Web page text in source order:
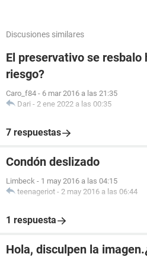
Discusiones similares
El preservativo se
riesgo?
Caro_f84 - 6 mar 2016 a las 21:35
Dari - 2 ene 2022 a las 00:35
7 respuestas
Condón deslizado
Limbeck - 1 may 2016 a las 04:15
teenageriot - 2 may 2016 a las 06:44
1 respuesta
Hola, disculpen la